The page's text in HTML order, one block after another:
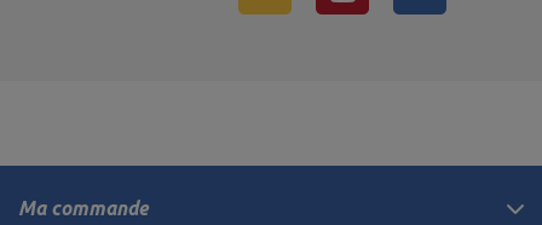
Ma commande